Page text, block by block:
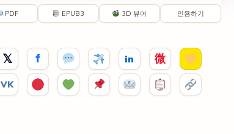
PDF EPUB3 3D 뷰어 인용하기
𝕏 f in 微
VK